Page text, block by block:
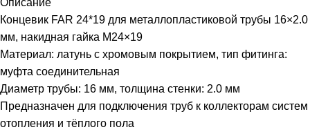
Описание
Концевик FAR 24*19 для металлопластиковой трубы 16×2.0
мм, накидная гайка M24×19
Материал: латунь с хромовым покрытием, тип фитинга:
муфта соединительная
Диаметр трубы: 16 мм, толщина стенки: 2.0 мм
Предназначен для подключения труб к коллекторам систем
отопления и тёплого пола